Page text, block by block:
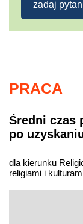
zadaj
PRACA
Średni czas
po
dla kierunku
religiami i